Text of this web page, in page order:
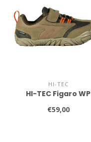
HI-TEC
HI-TEC Figaro WP
€59,00